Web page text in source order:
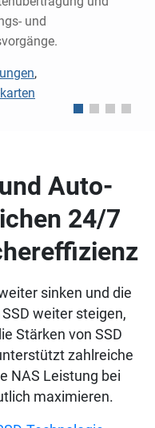
und
,
Auto-
24/7
sinken und die
weiter steigen,
Stärken von SSD
zahlreiche
NAS Leistung bei
maximieren.